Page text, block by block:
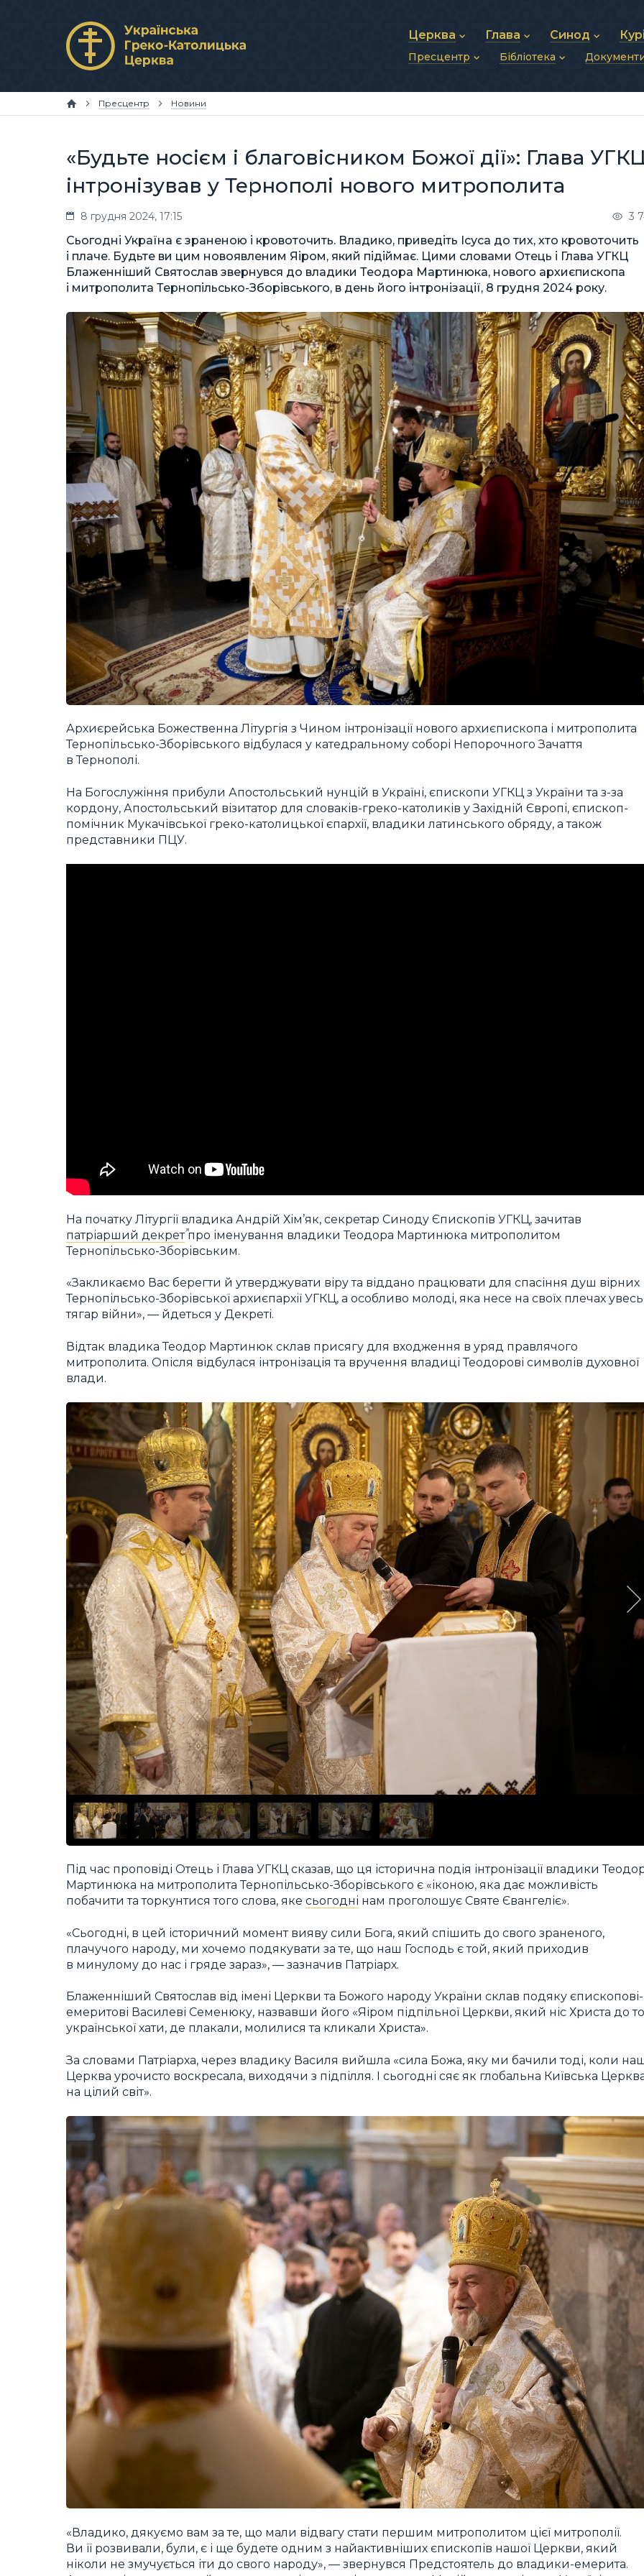
Церква
Про УГКЦ
Структура УГКЦ
Глава
Блаженніший Святослав
Фотографії
Синод
Синод Єпископів
Митрополичі
Пресцентр
Публікації
Фото та відео
Бібліотека
Молитви
Пресцентр Новини
«Будьте носієм і благовісником Божої дії»: Глава
інтронізував у Тернополі нового митрополита
8 грудня 2024, 17:15 3
Сьогодні Україна є зраненою і кровоточить. Владико, приведіть Ісуса до тих, хто кровоточить
і плаче. Будьте ви цим новоявленим Яіром, який підіймає. Цими словами Отець і Глава УГКЦ
Блаженніший Святослав звернувся до владики Теодора Мартинюка, нового архиєпископа
і митрополита Тернопільсько-Зборівського, в день його інтронізації, 8 грудня 2024 року.
Архиєрейська Божественна Літургія з Чином інтронізації нового архиєпископа і митрополита
Тернопільсько-Зборівського відбулася у катедральному соборі Непорочного Зачаття
в Тернополі.
На Богослужіння прибули Апостольський нунцій в Україні, єпископи УГКЦ з України та з-за
кордону, Апостольський візитатор для словаків-греко-католиків у Західній Європі, єпископ-
помічник Мукачівської греко-католицької єпархії, владики латинського обряду, а також
представники ПЦУ.
На початку Літургії владика Андрій Хім’як, секретар Синоду Єпископів УГКЦ, зачитав
патріарший декретпро іменування владики Теодора Мартинюка митрополитом
Тернопільсько-Зборівським.
«Закликаємо Вас берегти й утверджувати віру та віддано працювати для спасіння душ вірних
Тернопільсько-Зборівської архиєпархії УГКЦ, а особливо молоді, яка несе на своїх плечах увесь
тягар війни», — йдеться у Декреті.
Відтак владика Теодор Мартинюк склав присягу для входження в уряд правлячого
митрополита. Опісля відбулася інтронізація та вручення владиці Теодорові символів духовної
влади.
Під час проповіді Отець і Глава УГКЦ сказав, що ця історична подія інтронізації владики
Мартинюка на митрополита Тернопільсько-Зборівського є «іконою, яка дає можливість
побачити та торкунтися того слова, яке сьогодні нам проголошує Святе Євангеліє».
«Сьогодні, в цей історичний момент вияву сили Бога, який спішить до свого зраненого,
плачучого народу, ми хочемо подякувати за те, що наш Господь є той, який приходив
в минулому до нас і гряде зараз», — зазначив Патріарх.
Блаженніший Святослав від імені Церкви та Божого народу України склав подяку єпископові-
емеритові Василеві Семенюку, назвавши його «Яіром підпільної Церкви, який ніс Христа до
української хати, де плакали, молилися та кликали Христа».
За словами Патріарха, через владику Василя вийшла «сила Божа, яку ми бачили тоді, коли
Церква урочисто воскресала, виходячи з підпілля. І сьогодні сяє як глобальна Київська
на цілий світ».
«Владико, дякуємо вам за те, що мали відвагу стати першим митрополитом цієї митрополії.
Ви її розвивали, були, є і ще будете одним з найактивніших єпископів нашої Церкви, який
ніколи не змучується іти до свого народу», — звернувся Предстоятель до владики-емерита.